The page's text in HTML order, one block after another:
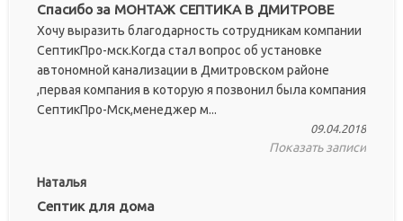
Спасибо за МОНТАЖ СЕПТИКА В ДМИТРОВЕ
Хочу выразить благодарность сотрудникам компании
СептикПро-мск.Когда стал вопрос об установке
автономной канализации в Дмитровском районе
,первая компания в которую я позвонил была компания
СептикПро-Мск,менеджер м...
09.04.2018
Показать записи
Наталья
Септик для дома